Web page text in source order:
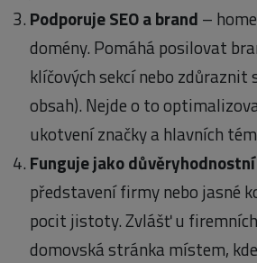
Podporuje SEO a brand –
domény. Pomáhá posilovat
klíčových sekcí nebo
obsah). Nejde o to
ukotvení značky a hlavních
Funguje jako
představení firmy nebo jasné
pocit jistoty. Zvlášť u
domovská stránka místem,